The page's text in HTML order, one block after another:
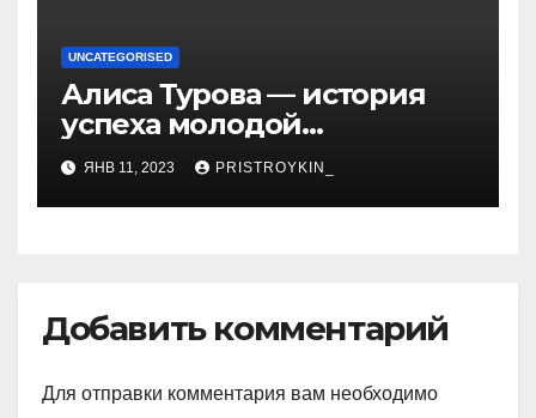
жизни!
UNCATEGORISED
Алиса Турова — история
успеха молодой
предпринимательницы,
которая покорила бизнес-
мир своим уникальным
ЯНВ 11, 2023 PRISTROYKIN_
Добавить комментарий
Для отправки комментария вам необходимо